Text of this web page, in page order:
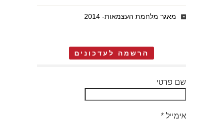
מאגר מלחמת העצמאות- 2014
הרשמה לעדכונים
שם פרטי
אימייל *